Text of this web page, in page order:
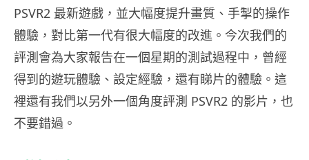
PSVR2 最新遊戲，並大幅度提升畫質、手掣的操作
體驗，對比第一代有很大幅度的改進。今次我們的
評測會為大家報告在一個星期的測試過程中，曾經
得到的遊玩體驗、設定經驗，還有睇片的體驗。這
裡還有我們以另外一個角度評測 PSVR2 的影片，也
不要錯過。